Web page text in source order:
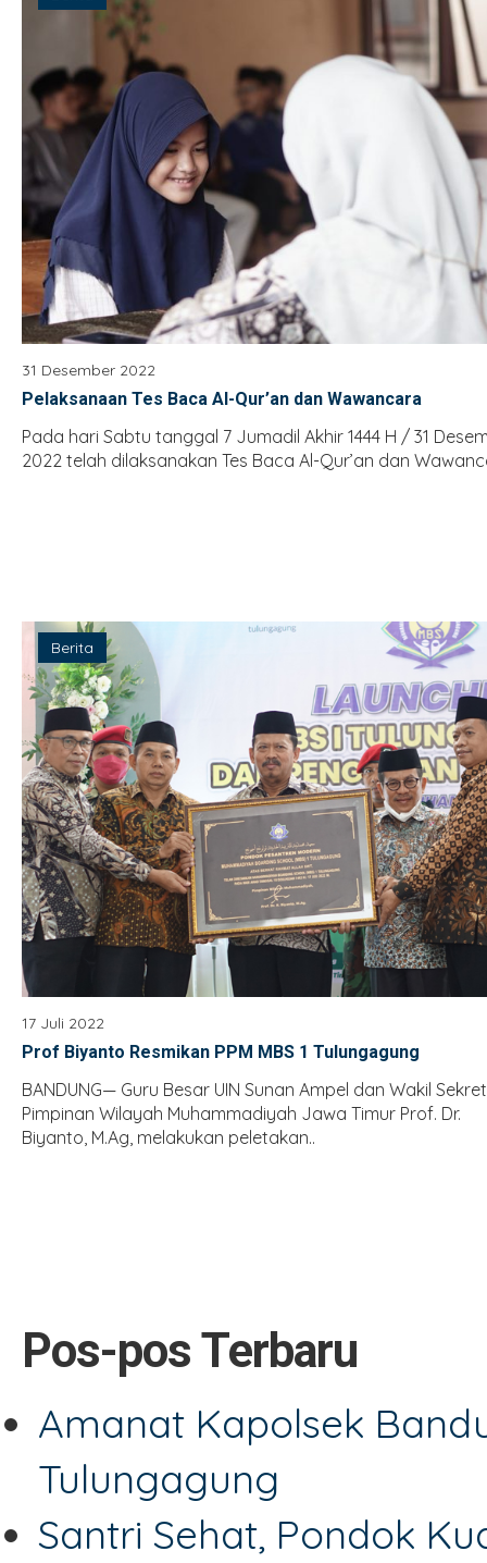
Kegiatan Harian Santri
Perpustakaan
Perpustakaan
Karya Siswa
Data Alumni
Informasi Pendaftaran Santri Baru TA. 2026-2027
Brosur PSB
Isi Formulir
Pengumuman Seleksi
31 Desember 2022
Pelaksanaan Tes Baca Al-Qur’an dan Wawancara
Pada hari Sabtu tanggal 7 Jumadil Akhir 1444 H / 31
2022 telah dilaksanakan Tes Baca Al-Qur’an dan
Berita
17 Juli 2022
Prof Biyanto Resmikan PPM MBS 1 Tulungagung
BANDUNG— Guru Besar UIN Sunan Ampel dan Wakil
Pimpinan Wilayah Muhammadiyah Jawa Timur Prof. Dr.
Biyanto, M.Ag, melakukan peletakan..
Pos-pos Terbaru
Amanat Kapolsek
Tulungagung
Santri Sehat, Pondok